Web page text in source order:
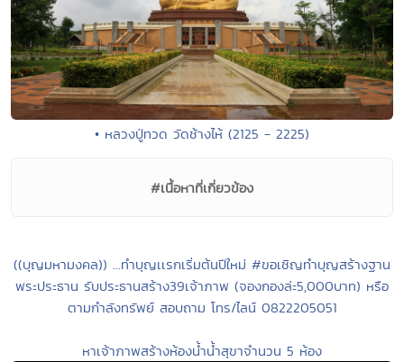
• หลวงปู่ทวด วัดช้างไห้ (2125 - 2225)
#เนื้อหาที่เกี่ยวข้อง
((บุญมหามงคล)) ...ทำบุญเเรกเริ่มต้นปีใหม่ #ขอเชิญทำบุญสร้างฐาน
พระประธาน รับประธานสร้าง39เจ้าภาพ (จองกองล่ะ5,000บาท) หรือ
ตามกำลังทรัพย์ สอบถาม โทร/ไลน์ 0822205051
หาเจ้าภาพสร้างห้องน้ำน้ำสุขาจำนวน 5 ห้อง